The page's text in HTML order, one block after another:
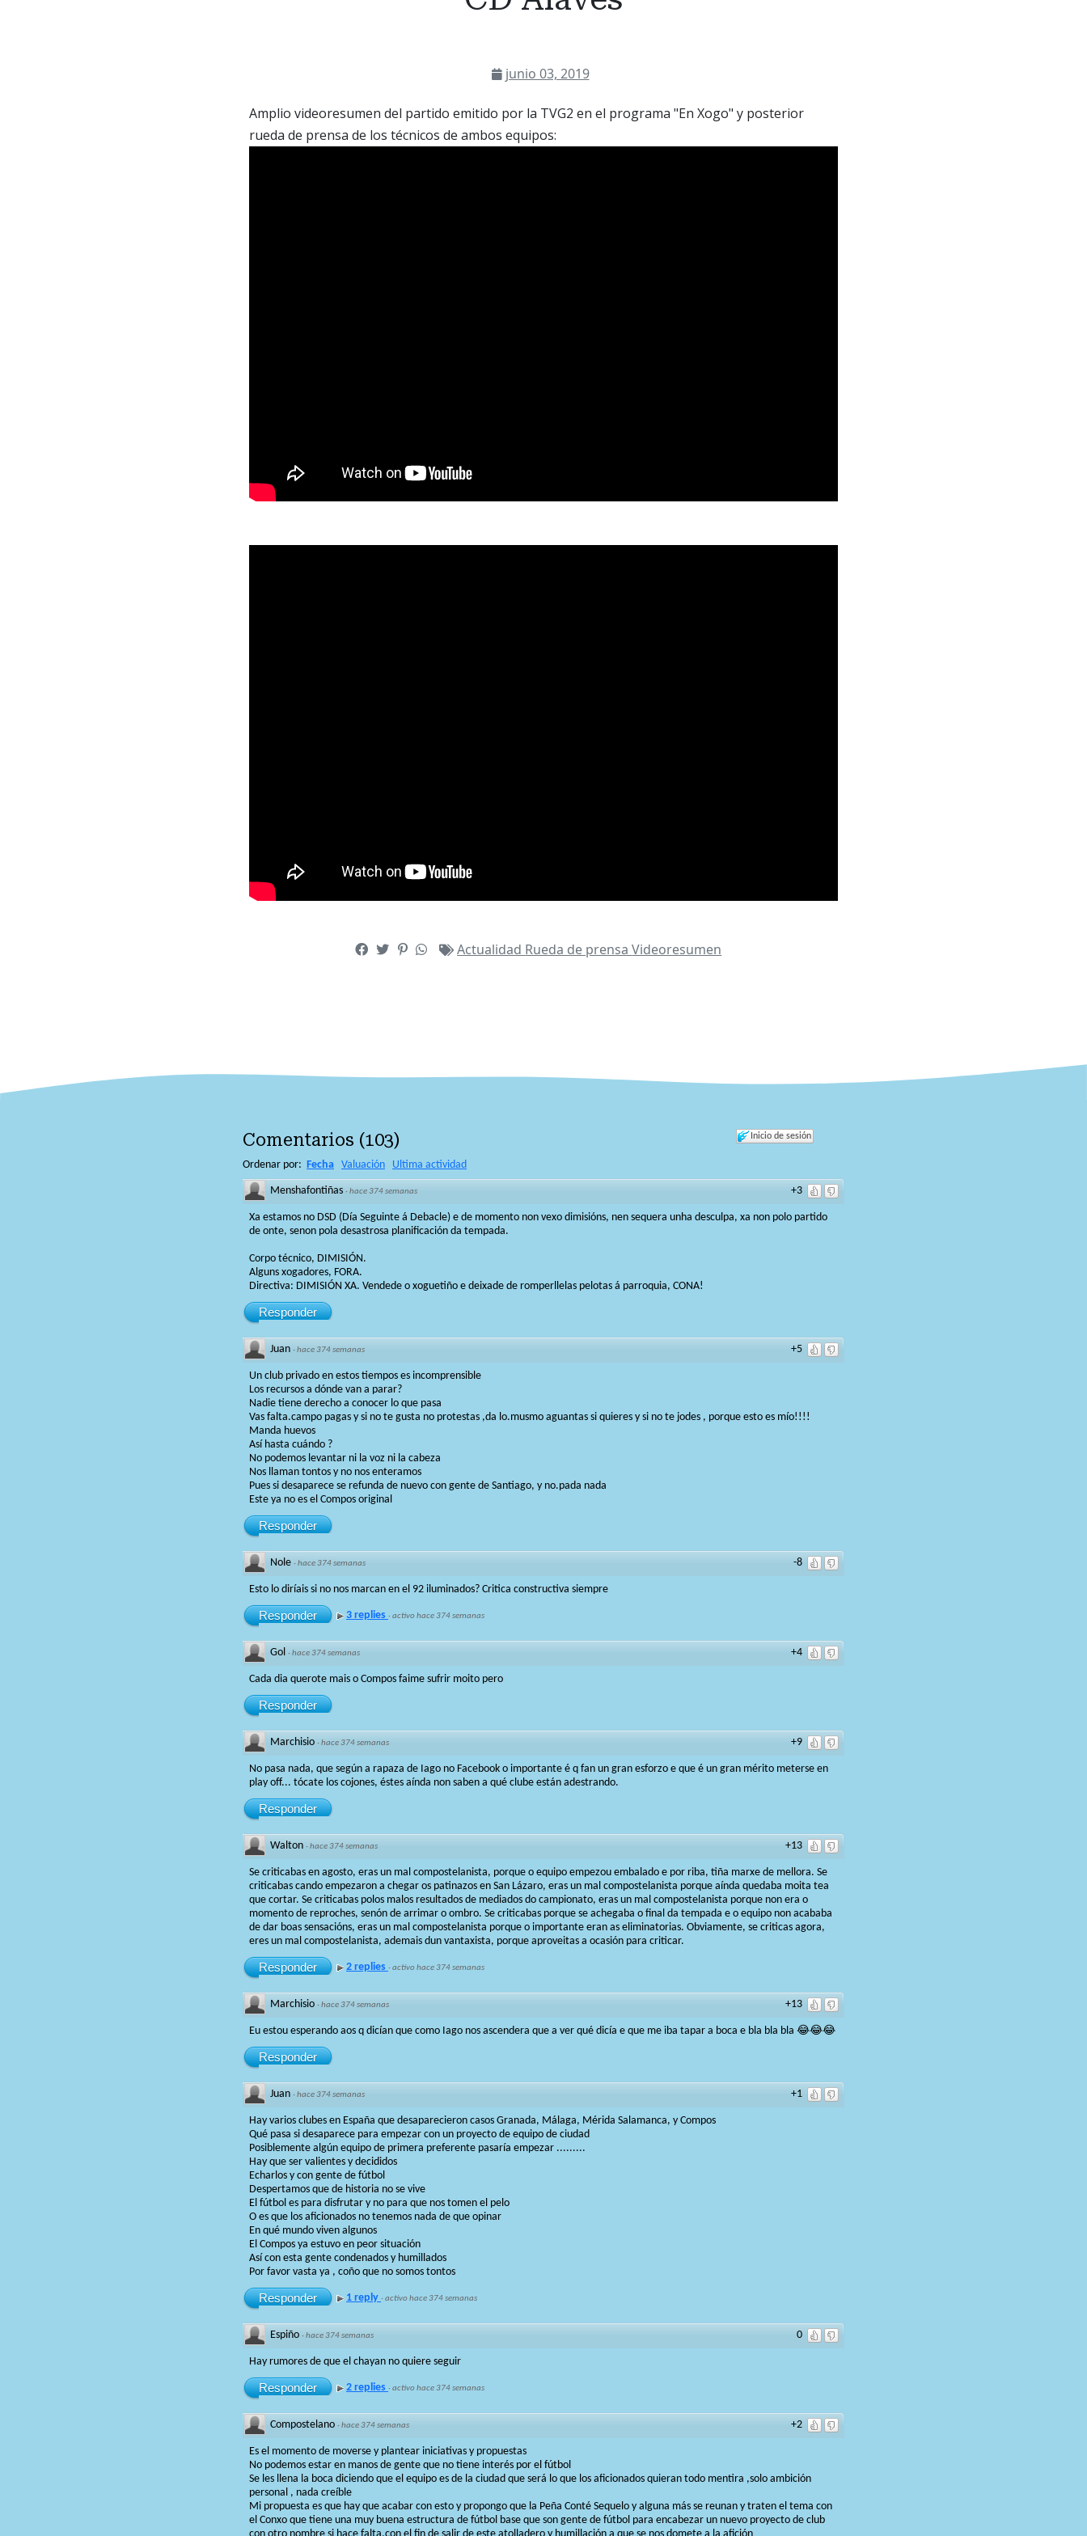
junio 03, 2019
Amplio videoresumen del partido emitido por la TVG2 en el programa "En Xogo" y posterior
rueda de prensa de los técnicos de ambos equipos:
Actualidad Rueda de prensaVideoresumen
Inicio de sesión
Comentarios (103)
Ordenar por: Fecha Valuación Ultima actividad
+3
Menshafontiñas ·hace 374 semanas
Xa estamos no DSD (Día Seguinte á Debacle) e de momento non vexo dimisións, nen sequera unha desculpa, xa non polo partido
de onte, senon pola desastrosa planificación da tempada.
Corpo técnico, DIMISIÓN.
Alguns xogadores, FORA.
Directiva: DIMISIÓN XA. Vendede o xoguetiño e deixade de romperllelas pelotas á parroquia, CONA!
Responder
+5
Juan ·hace 374 semanas
Un club privado en estos tiempos es incomprensible
Los recursos a dónde van a parar?
Nadie tiene derecho a conocer lo que pasa
Vas falta.campo pagas y si no te gusta no protestas ,da lo.musmo aguantas si quieres y si no te jodes , porque esto es mío!!!!
Manda huevos
Así hasta cuándo ?
No podemos levantar ni la voz ni la cabeza
Nos llaman tontos y no nos enteramos
Pues si desaparece se refunda de nuevo con gente de Santiago, y no.pada nada
Este ya no es el Compos original
Responder
-8
Nole ·hace 374 semanas
Esto lo diríais si no nos marcan en el 92 iluminados? Critica constructiva siempre
Responder 3 replies ·activo hace 374 semanas
+4
Gol ·hace 374 semanas
Cada dia querote mais o Compos faime sufrir moito pero
Responder
+9
Marchisio ·hace 374 semanas
No pasa nada, que según a rapaza de Iago no Facebook o importante é q fan un gran esforzo e que é un gran mérito meterse en
play off... tócate los cojones, éstes aínda non saben a qué clube están adestrando.
Responder
+13
Walton ·hace 374 semanas
Se criticabas en agosto, eras un mal compostelanista, porque o equipo empezou embalado e por riba, tiña marxe de mellora. Se
criticabas cando empezaron a chegar os patinazos en San Lázaro, eras un mal compostelanista porque aínda quedaba moita tea
que cortar. Se criticabas polos malos resultados de mediados do campionato, eras un mal compostelanista porque non era o
momento de reproches, senón de arrimar o ombro. Se criticabas porque se achegaba o final da tempada e o equipo non acababa
de dar boas sensacións, eras un mal compostelanista porque o importante eran as eliminatorias. Obviamente, se criticas agora,
eres un mal compostelanista, ademais dun vantaxista, porque aproveitas a ocasión para criticar.
Responder 2 replies ·activo hace 374 semanas
+13
Marchisio ·hace 374 semanas
Eu estou esperando aos q dicían que como Iago nos ascendera que a ver qué dicía e que me iba tapar a boca e bla bla bla 😂😂😂
Responder
+1
Juan ·hace 374 semanas
Hay varios clubes en España que desaparecieron casos Granada, Málaga, Mérida Salamanca, y Compos
Qué pasa si desaparece para empezar con un proyecto de equipo de ciudad
Posiblemente algún equipo de primera preferente pasaría empezar .........
Hay que ser valientes y decididos
Echarlos y con gente de fútbol
Despertamos que de historia no se vive
El fútbol es para disfrutar y no para que nos tomen el pelo
O es que los aficionados no tenemos nada de que opinar
En qué mundo viven algunos
El Compos ya estuvo en peor situación
Así con esta gente condenados y humillados
Por favor vasta ya , coño que no somos tontos
Responder 1 reply ·activo hace 374 semanas
0
Espiño ·hace 374 semanas
Hay rumores de que el chayan no quiere seguir
Responder 2 replies ·activo hace 374 semanas
+2
Compostelano ·hace 374 semanas
Es el momento de moverse y plantear iniciativas y propuestas
No podemos estar en manos de gente que no tiene interés por el fútbol
Se les llena la boca diciendo que el equipo es de la ciudad que será lo que los aficionados quieran todo mentira ,solo ambición
personal , nada creíble
Mi propuesta es que hay que acabar con esto y propongo que la Peña Conté Sequelo y alguna más se reunan y traten el tema con
el Conxo que tiene una muy buena estructura de fútbol base que son gente de fútbol para encabezar un nuevo proyecto de club
con otro nombre si hace falta,con el fin de salir de este atolladero y humillación a que se nos domete a la afición